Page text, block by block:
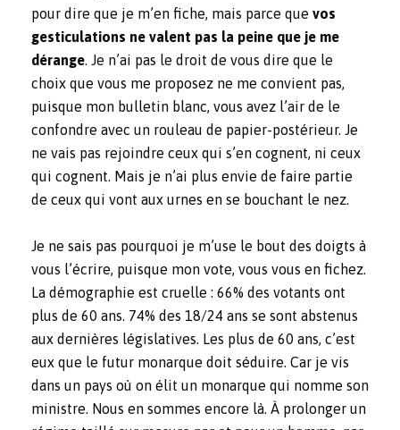
pour dire que je m’en fiche, mais parce que vos
gesticulations ne valent pas la peine que je me
dérange. Je n’ai pas le droit de vous dire que le
choix que vous me proposez ne me convient pas,
puisque mon bulletin blanc, vous avez l’air de le
confondre avec un rouleau de papier-postérieur. Je
ne vais pas rejoindre ceux qui s’en cognent, ni ceux
qui cognent. Mais je n’ai plus envie de faire partie
de ceux qui vont aux urnes en se bouchant le nez.
Je ne sais pas pourquoi je m’use le bout des doigts à
vous l’écrire, puisque mon vote, vous vous en fichez.
La démographie est cruelle : 66% des votants ont
plus de 60 ans. 74% des 18/24 ans se sont abstenus
aux dernières législatives. Les plus de 60 ans, c’est
eux que le futur monarque doit séduire. Car je vis
dans un pays où on élit un monarque qui nomme son
ministre. Nous en sommes encore là. À prolonger un